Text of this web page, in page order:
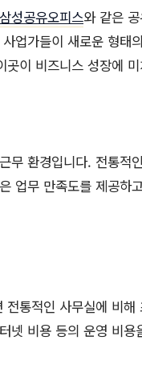
삼성공유오피스와 같은
업가들이 새로운 형태
이 비즈니스 성장에
무 환경입니다. 전통적
업무 만족도를 제공하
전통적인 사무실에 비
넷 비용 등의 운영 비